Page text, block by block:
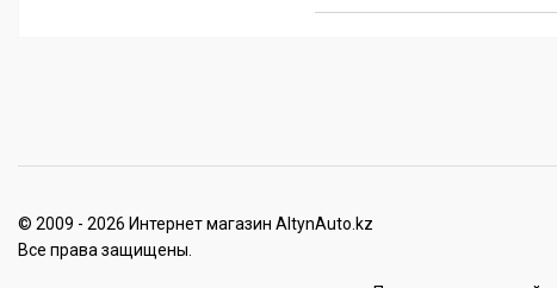
© 2009 - 2026 Интернет магазин AltynAuto.kz
Все права защищены.